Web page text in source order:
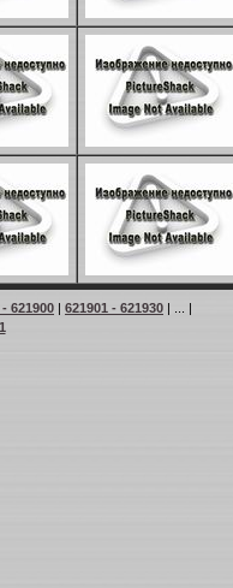
621900 | 621901 - 621930 | ... |